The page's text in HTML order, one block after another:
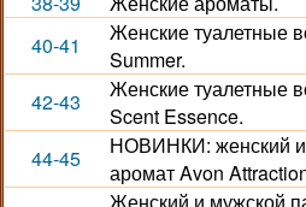
40-41
Женские туалетные
Summer.
42-43
Женские туалетные
Scent Essence.
44-45
НОВИНКИ: женский
аромат Avon